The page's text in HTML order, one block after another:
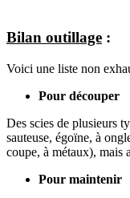
Bilan outillage :
Voici une liste non
Pour découper
Des scies de plusieurs
sauteuse, égoïne, à
coupe, à métaux), mais
Pour maintenir